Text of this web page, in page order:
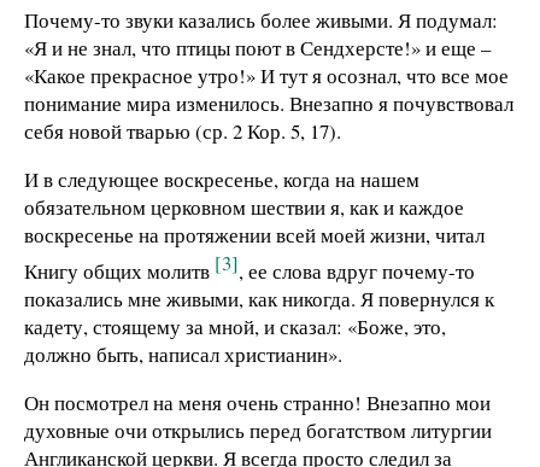
Почему-то звуки казались более живыми. Я подумал:
«Я и не знал, что птицы поют в Сендхерсте!» и еще –
«Какое прекрасное утро!» И тут я осознал, что все мое
понимание мира изменилось. Внезапно я почувствовал
себя новой тварью (ср. 2 Кор. 5, 17).
И в следующее воскресенье, когда на нашем
обязательном церковном шествии я, как и каждое
воскресенье на протяжении всей моей жизни, читал
Книгу общих молитв [3], ее слова вдруг почему-то
показались мне живыми, как никогда. Я повернулся к
кадету, стоящему за мной, и сказал: «Боже, это,
должно быть, написал христианин».
Он посмотрел на меня очень странно! Внезапно мои
духовные очи открылись перед богатством литургии
Англиканской церкви. Я всегда просто следил за